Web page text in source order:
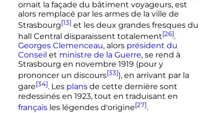
ornait la façade du bâtiment voyageurs, est
alors remplacé par les armes de la ville de
Strasbourg[13] et les deux grandes fresques du
hall Central disparaissent totalement[26].
Georges Clemenceau, alors président du
Conseil et ministre de la Guerre, se rend à
Strasbourg en novembre 1919 (pour y
prononcer un discours[33]), en arrivant par la
gare[34]. Les plansde cette dernière sont
redessinés en 1923, tout en traduisant en
françaisles légendes d'origine[27].